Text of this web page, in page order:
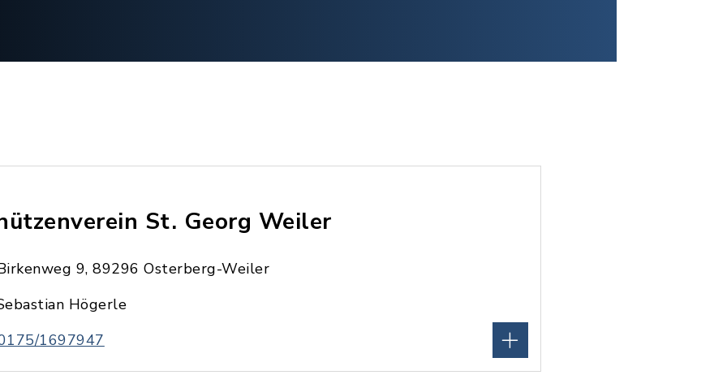
St. Georg Weiler
9, 89296 Osterberg-Weiler
Högerle
1697947